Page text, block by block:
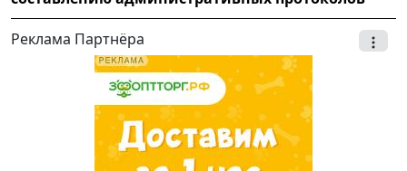
Реклама Партнёра